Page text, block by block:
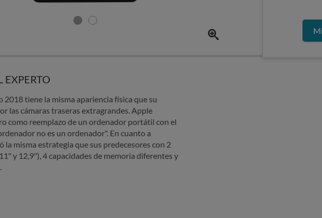
EXPERTO
2018 tiene la misma apariencia física que su
las cámaras traseras extragrandes. Apple
como reemplazo de un ordenador portátil con el
no es un ordenador". En cuanto a
la misma estrategia que sus predecesores con 2
y 12,9"), 4 capacidades de memoria diferentes y